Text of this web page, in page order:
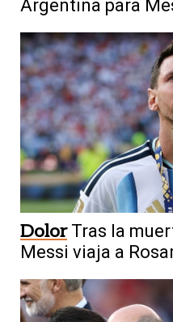
Argentina para
Dolor Tras la
Messi viaja a